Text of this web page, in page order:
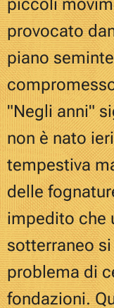
piccoli
provocato
piano
"Negli anni"
non è nato
tempestiva
delle
impedito che
sotterraneo
problema di
fondazioni.